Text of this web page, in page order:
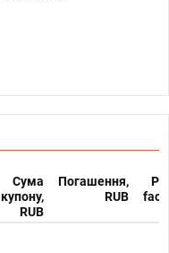
Сума
купону,
RUB
Погашення,
RUB